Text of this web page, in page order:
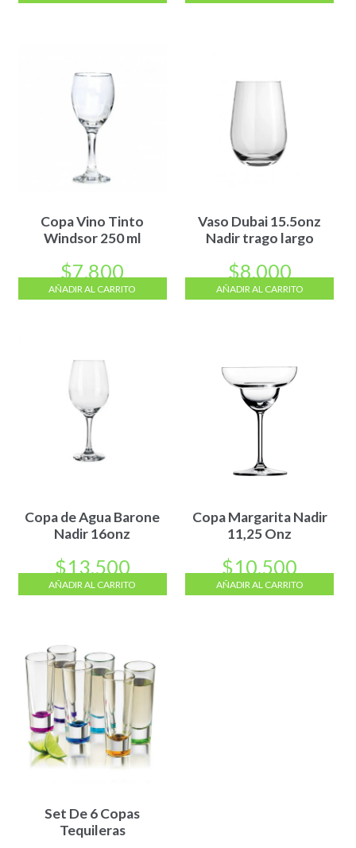
Copa Vino Tinto
Windsor 250 ml
$7.800
AÑADIR AL CARRITO
Vaso Dubai 15.5onz
Nadir trago largo
$8.000
AÑADIR AL CARRITO
Copa de Agua Barone
Nadir 16onz
$13.500
AÑADIR AL CARRITO
Copa Margarita Nadir
11,25 Onz
$10.500
AÑADIR AL CARRITO
Set De 6 Copas
Tequileras